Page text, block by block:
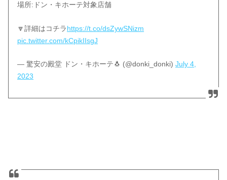
場所:ドン・キホーテ対象店舗
🔽詳細はコチラhttps://t.co/dsZywSNizm
pic.twitter.com/kCpikIIsgJ
— 驚安の殿堂 ドン・キホーテ🐧 (@donki_donki)July 4,
2023